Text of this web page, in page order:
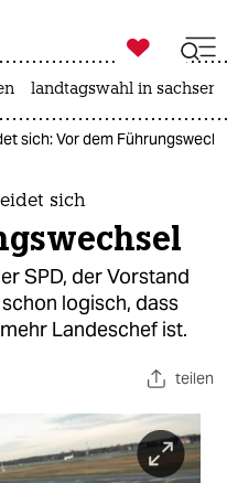

taz zahl ich
landtagswahl in
sich: Vor dem
sich
SPD, der Vorstand
logisch, dass
Landeschef ist.
teilen